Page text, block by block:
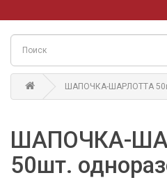
ШАПОЧКА-ШАРЛОТТА
ШАПОЧКА-
50шт.